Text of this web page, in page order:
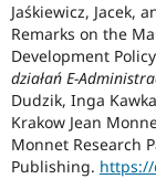
Jaśkiewicz, Jacek,
Remarks on the
Development
działań E-
Dudzik, Inga
Krakow Jean
Monnet Research
Publishing. https://